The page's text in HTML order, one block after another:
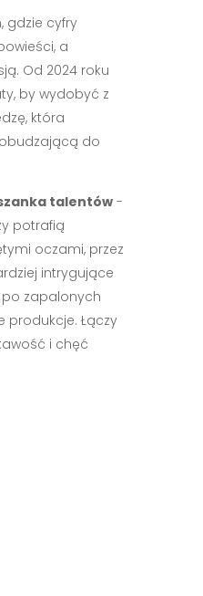
gdzie cyfry
a
Od 2024 roku
by wydobyć z
która
do
talentów-
potrafią
oczami, przez
intrygujące
zapalonych
produkcje. Łączy
i chęć